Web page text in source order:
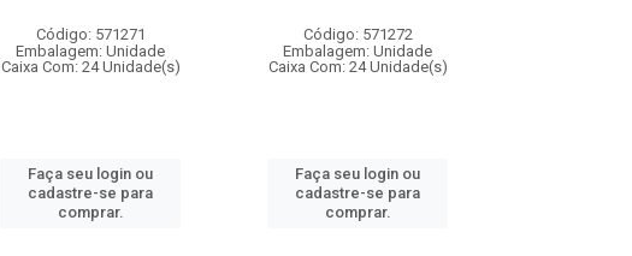
Código: 571271
Embalagem: Unidade
Caixa Com: 24 Unidade(s)
Faça seu login ou
cadastre-se para
comprar.
Código: 571272
Embalagem: Unidade
Caixa Com: 24 Unidade(s)
Faça seu login ou
cadastre-se para
comprar.